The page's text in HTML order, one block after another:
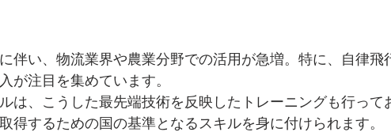
伴い、物流業界や農業分野での活用が急増。特に、自律飛
が注目を集めています。
は、こうした最先端技術を反映したトレーニングも行って
得するための国の基準となるスキルを身に付けられます。